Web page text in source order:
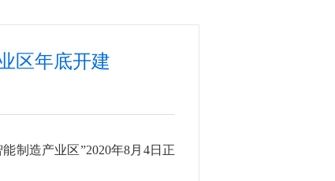
区年底开建
制造产业区”2020年8月4日正